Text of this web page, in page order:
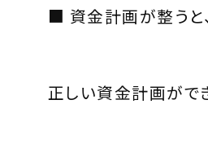
■ 資金計画が整うと
正しい資金計画がで